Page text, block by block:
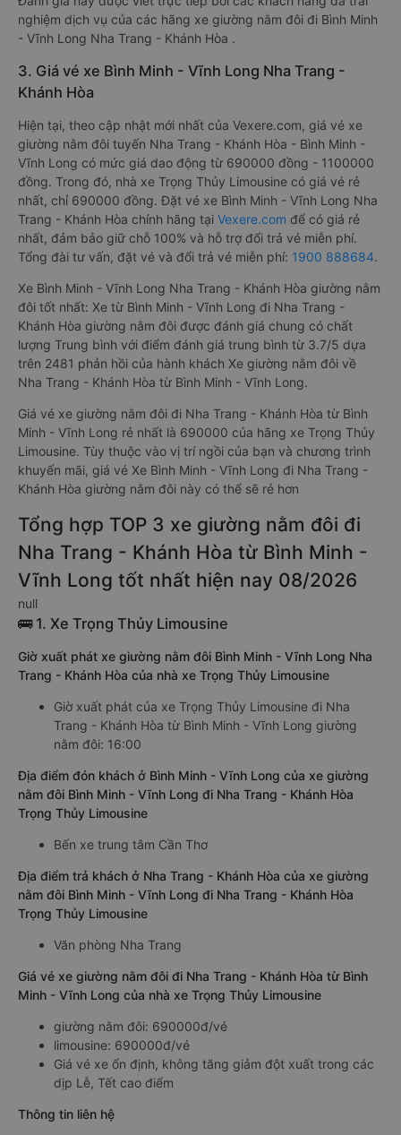
nghiệm dịch vụ của các hãng xe giường nằm đôi đi Bình Minh
- Vĩnh Long Nha Trang - Khánh Hòa .
3. Giá vé xe Bình Minh - Vĩnh Long Nha Trang -
Khánh Hòa
Hiện tại, theo cập nhật mới nhất của Vexere.com, giá vé xe
giường nằm đôi tuyến Nha Trang - Khánh Hòa - Bình Minh -
Vĩnh Long có mức giá dao động từ 690000 đồng - 1100000
đồng. Trong đó, nhà xe Trọng Thủy Limousine có giá vé rẻ
nhất, chỉ 690000 đồng. Đặt vé xe Bình Minh - Vĩnh Long Nha
Trang - Khánh Hòa chính hãng tại Vexere.com để có giá rẻ
nhất, đảm bảo giữ chỗ 100% và hỗ trợ đổi trả vé miễn phí.
Tổng đài tư vấn, đặt vé và đổi trả vé miễn phí: 1900 888684.
Xe Bình Minh - Vĩnh Long Nha Trang - Khánh Hòa giường nằm
đôi tốt nhất: Xe từ Bình Minh - Vĩnh Long đi Nha Trang -
Khánh Hòa giường nằm đôi được đánh giá chung có chất
lượng Trung bình với điểm đánh giá trung bình từ 3.7/5 dựa
trên 2481 phản hồi của hành khách Xe giường nằm đôi về
Nha Trang - Khánh Hòa từ Bình Minh - Vĩnh Long.
Giá vé xe giường nằm đôi đi Nha Trang - Khánh Hòa từ Bình
Minh - Vĩnh Long rẻ nhất là 690000 của hãng xe Trọng Thủy
Limousine. Tùy thuộc vào vị trí ngồi của bạn và chương trình
khuyến mãi, giá vé Xe Bình Minh - Vĩnh Long đi Nha Trang -
Khánh Hòa giường nằm đôi này có thể sẽ rẻ hơn
Tổng hợp TOP 3 xe giường nằm đôi đi
Nha Trang - Khánh Hòa từ Bình Minh -
Vĩnh Long tốt nhất hiện nay 08/2026
null
🚌 1. Xe Trọng Thủy Limousine
Giờ xuất phát xe giường nằm đôi Bình Minh - Vĩnh Long Nha
Trang - Khánh Hòa của nhà xe Trọng Thủy Limousine
Giờ xuất phát của xe Trọng Thủy Limousine đi Nha
Trang - Khánh Hòa từ Bình Minh - Vĩnh Long giường
nằm đôi: 16:00
Địa điểm đón khách ở Bình Minh - Vĩnh Long của xe giường
nằm đôi Bình Minh - Vĩnh Long đi Nha Trang - Khánh Hòa
Trọng Thủy Limousine
Bến xe trung tâm Cần Thơ
Địa điểm trả khách ở Nha Trang - Khánh Hòa của xe giường
nằm đôi Bình Minh - Vĩnh Long đi Nha Trang - Khánh Hòa
Trọng Thủy Limousine
Văn phòng Nha Trang
Giá vé xe giường nằm đôi đi Nha Trang - Khánh Hòa từ Bình
Minh - Vĩnh Long của nhà xe Trọng Thủy Limousine
giường nằm đôi: 690000đ/vé
limousine: 690000đ/vé
Giá vé xe ổn định, không tăng giảm đột xuất trong các
dịp Lễ, Tết cao điểm
Thông tin liên hệ